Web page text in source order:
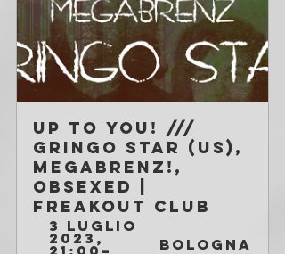
Up to You! ///
Gringo Star (US),
MegaBRENZ!,
Obsexed |
Freakout Club
3 luglio
2023,
21:00– Bologna